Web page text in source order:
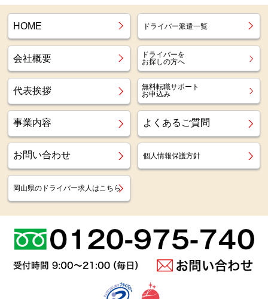
HOME ドライバー派遣一覧
会社概要
ドライバーを
お探しの方へ
代表挨拶
無料転職サポート
お申込み
事業内容 よくあるご質問
お問い合わせ 個人情報保護方針
岡山県のドライバー求人はこちら